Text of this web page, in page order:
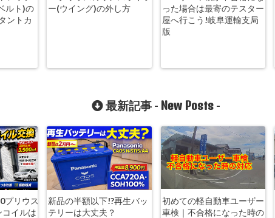
ルト)の
ントカ
ー(ウイング)の外し方
った場合は最寄のテスター
屋へ行こう!岐阜運輸支局
版
最新記事 - New Posts -
プリウス
イルは
新品の半額以下!?再生バッ
テリーは大丈夫？
初めての軽自動車ユーザー
車検｜不合格になった時の